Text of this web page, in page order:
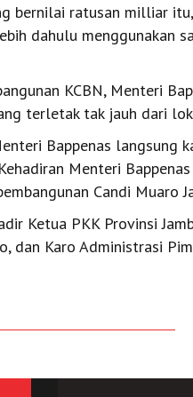
bernilai ratusan milliar
dahulu menggunakan
KCBN, Menteri
terletak tak jauh dari
Bappenas langsung
Menteri
Candi Muaro
Ketua PKK Provinsi
dan Karo Administrasi